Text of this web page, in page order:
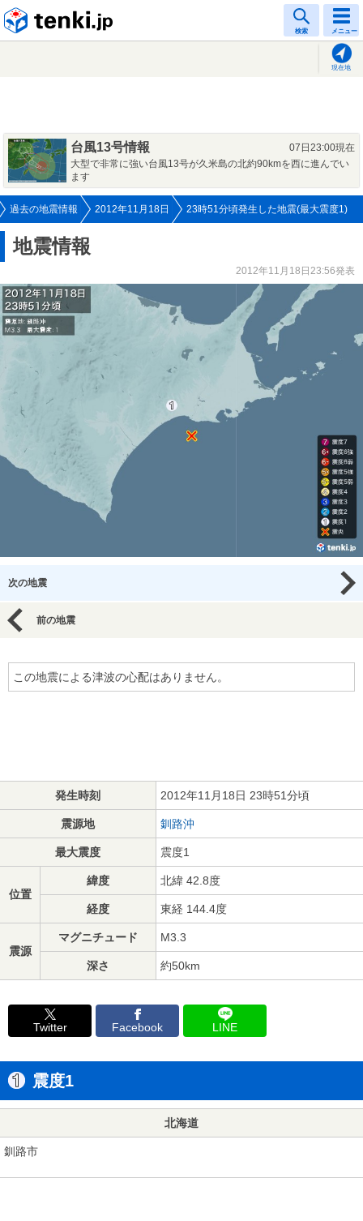
検索 メニュー
現在地
台風13号情報
07日23:00現在
大型で非常に強い台風13号が久米島の北約90kmを西に進んでい
ます
過去の地震情報 2012年11月18日 23時51分頃発生した地震(最大震度1)
地震情報
2012年11月18日23:56発表
次の地震
前の地震
この地震による津波の心配はありません。
発生時刻 2012年11月18日 23時51分頃
震源地 釧路沖
最大震度 震度1
位置
緯度 北緯 42.8度
経度 東経 144.4度
震源
マグニチュード M3.3
深さ 約50km
Twitter Facebook LINE
震度1
北海道
釧路市